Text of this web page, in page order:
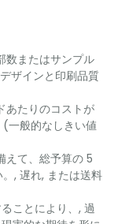
数またはサンプル
ザインと印刷品質
あたりのコストが
一般的なしきい値
えて、総予算の 5
, 遅れ, または送料
ことにより、, 過